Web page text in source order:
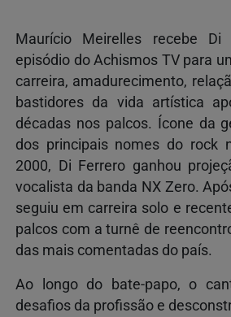
Maurício Meirelles recebe
episódio do Achismos TV para
carreira, amadurecimento,
bastidores da vida artística
décadas nos palcos. Ícone da
dos principais nomes do rock
2000, Di Ferrero ganhou
vocalista da banda NX Zero.
seguiu em carreira solo e
palcos com a turnê de
das mais comentadas do país.
Ao longo do bate-papo, o
desafios da profissão e